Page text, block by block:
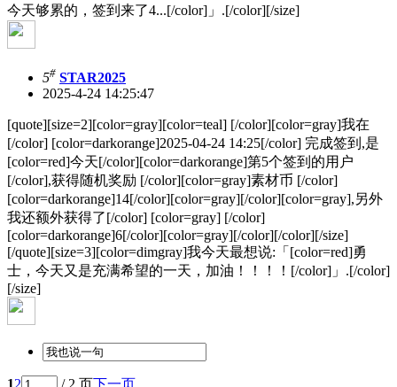
今天够累的，签到来了4...[/color]」.[/color][/size]
5# STAR2025
2025-4-24 14:25:47
[quote][size=2][color=gray][color=teal] [/color][color=gray]我在
[/color] [color=darkorange]2025-04-24 14:25[/color] 完成签到,是
[color=red]今天[/color][color=darkorange]第5个签到的用户
[/color],获得随机奖励 [/color][color=gray]素材币 [/color]
[color=darkorange]14[/color][color=gray][/color][color=gray],另外
我还额外获得了[/color] [color=gray] [/color]
[color=darkorange]6[/color][color=gray][/color][/color][/size]
[/quote][size=3][color=dimgray]我今天最想说:「[color=red]勇
士，今天又是充满希望的一天，加油！！！！[/color]」.[/color]
[/size]